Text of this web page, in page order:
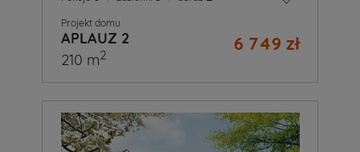
Projekt domu
APLAUZ 2 6 749 zł
210 m2